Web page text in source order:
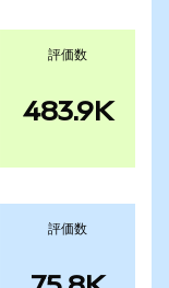
評価数
483.9K
評価数